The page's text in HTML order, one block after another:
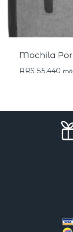
Mochila
ARS 55.440